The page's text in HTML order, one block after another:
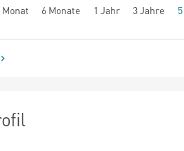
Monat 6 Monate 1 Jahr 3 Jahre